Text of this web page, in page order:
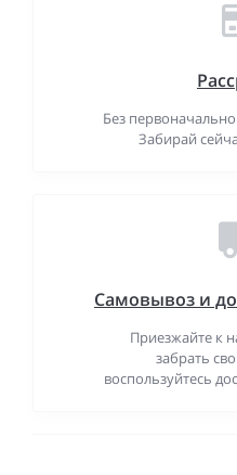
Без
Забирай
Самовывоз и
Приезжайте к
забрать
воспользуйтесь